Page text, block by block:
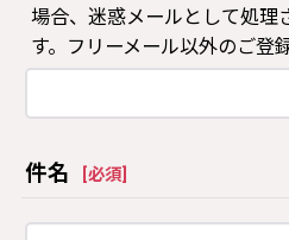
場合、迷惑メールとして処理
す。フリーメール以外のご登
件名 必須